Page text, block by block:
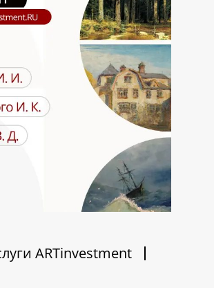
ARTinvestment